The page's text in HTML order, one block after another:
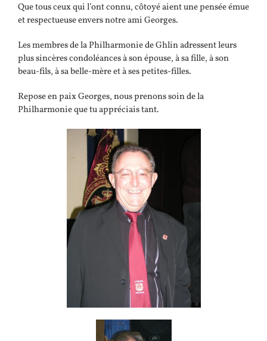
Que tous ceux qui l’ont connu, côtoyé aient une pensée émue
et respectueuse envers notre ami Georges.
Les membres de la Philharmonie de Ghlin adressent leurs
plus sincères condoléances à son épouse, à sa fille, à son
beau-fils, à sa belle-mère et à ses petites-filles.
Repose en paix Georges, nous prenons soin de la
Philharmonie que tu appréciais tant.